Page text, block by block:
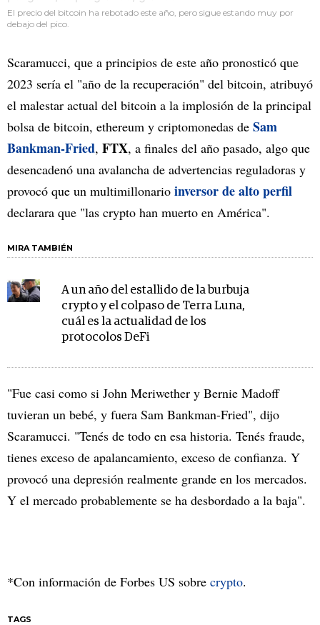
El precio del bitcoin ha rebotado este año, pero sigue estando muy por
debajo del pico.
Scaramucci, que a principios de este año pronosticó que
2023 sería el "año de la recuperación" del bitcoin, atribuyó
el malestar actual del bitcoin a la implosión de la principal
bolsa de bitcoin, ethereum y criptomonedas de Sam
Bankman-Fried, FTX, a finales del año pasado, algo que
desencadenó una avalancha de advertencias reguladoras y
provocó que un multimillonario inversor de alto perfil
declarara que "las crypto han muerto en América".
MIRA TAMBIÉN
A un año del estallido de la burbuja
crypto y el colpaso de Terra Luna,
cuál es la actualidad de los
protocolos DeFi
"Fue casi como si John Meriwether y Bernie Madoff
tuvieran un bebé, y fuera Sam Bankman-Fried", dijo
Scaramucci. "Tenés de todo en esa historia. Tenés fraude,
tienes exceso de apalancamiento, exceso de confianza. Y
provocó una depresión realmente grande en los mercados.
Y el mercado probablemente se ha desbordado a la baja".
*Con información de Forbes US sobre crypto.
TAGS